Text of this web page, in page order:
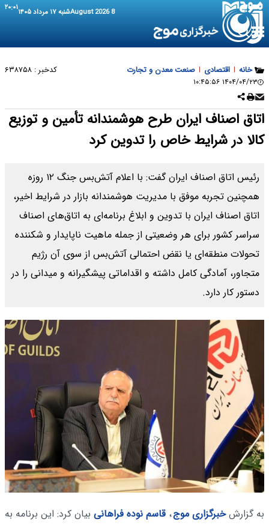
8 August 2026 شنبه ۱۷ مرداد ۱۴۰۵ ۲۰:۰۱
خانه | اقتصادی | صنعت معدن و تجارت کدخبر : ۶۳۸۷۵۸
۱۴۰۴/۰۴/۲۳ ۱۰:۴۵:۵۶
اتاق اصناف ایران طرح هوشمندانه تأمین و توزیع
کالا در شرایط خاص را تدوین کرد
رئیس اتاق اصناف ایران گفت: با اعلام آتش‌بس جنگ ۱۲ روزه
همچنین تجربه موفق با مدیریت هوشمندانه بازار در شرایط اخیر،
اتاق اصناف ایران با تدوین و ابلاغ برنامه‌ای به اتاق‌های اصناف
سراسر کشور برای هر وضعیتی از جمله ماهیت ناپایدار و شکننده
تحولات منطقه‌ای یا نقض احتمالی آتش‌بس از سوی آن رژیم
متجاور، آمادگی کامل داشته و اقداماتی پیشگیرانه و میدانی را در
دستور کار دارد.
به گزارشخبرگزاری موج، قاسم نوده فراهانی بیان کرد: این برنامه به